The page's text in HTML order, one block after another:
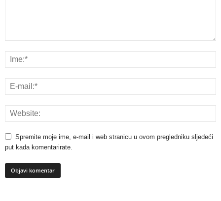
Spremite moje ime, e-mail i web stranicu u ovom pregledniku sljedeći
put kada komentarirate.